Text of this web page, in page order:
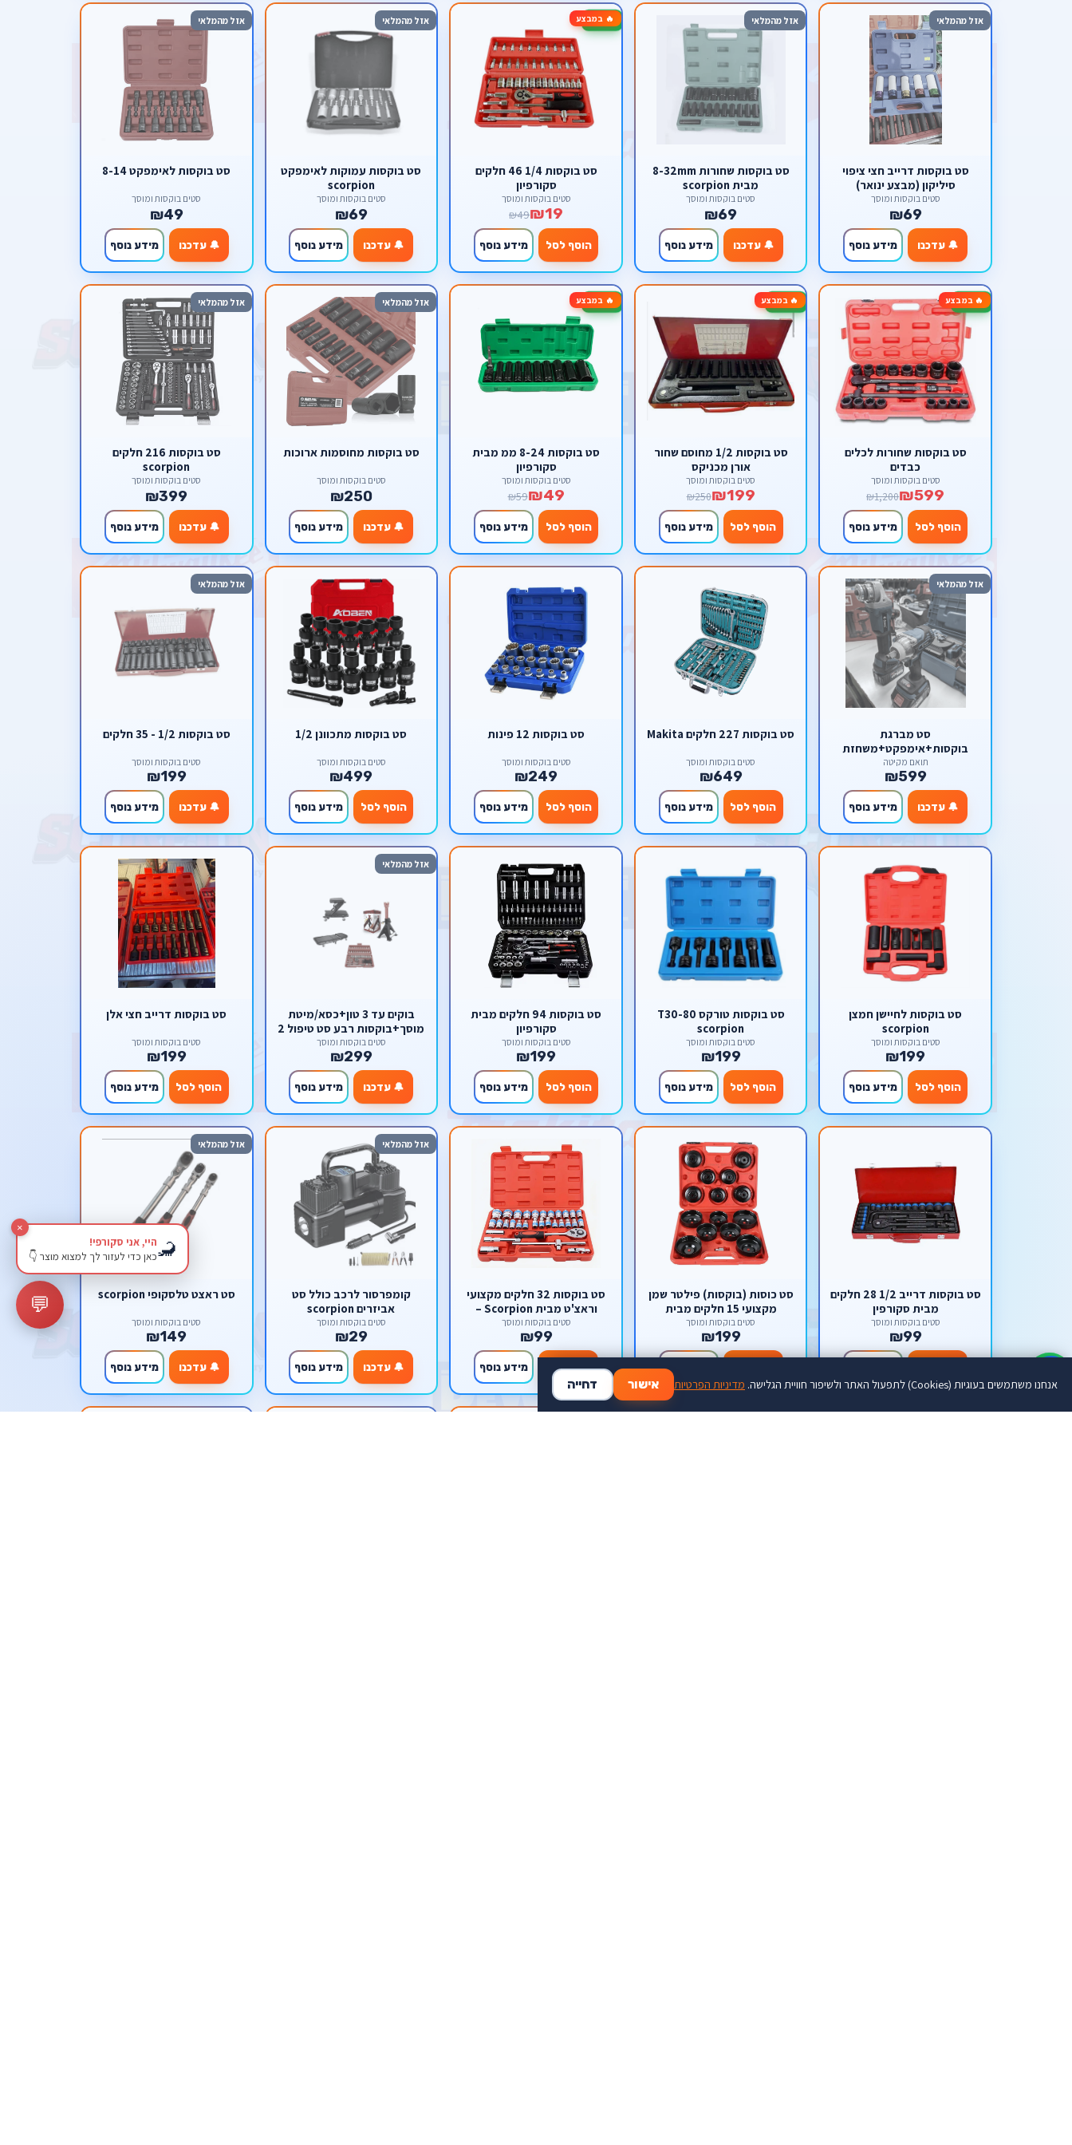
אזל מהמלאי
סט בוקסות דרייב חצי ציפוי
סיליקון (מבצע ינואר)
סטים בוקסות ומוסך
₪69
🔔 עדכנו מידע נוסף
אזל מהמלאי
סט בוקסות שחורות 8-32mm
מבית scorpion
סטים בוקסות ומוסך
₪69
🔔 עדכנו מידע נוסף
🔥 במבצע-61%
סט בוקסות 1/4 46 חלקים
סקורפיון
סטים בוקסות ומוסך
₪19
₪49
הוסף לסל מידע נוסף
אזל מהמלאי
סט בוקסות עמוקות לאימפקט
scorpion
סטים בוקסות ומוסך
₪69
🔔 עדכנו מידע נוסף
אזל מהמלאי
סט בוקסות לאימפקט 8-14
סטים בוקסות ומוסך
₪49
🔔 עדכנו מידע נוסף
🔥 במבצע-50%
סט בוקסות שחורות לכלים
כבדים
סטים בוקסות ומוסך
₪599
₪1,200
הוסף לסל מידע נוסף
🔥 במבצע-20%
סט בוקסות 1/2 מחוסם שחור
אורן מכניקס
סטים בוקסות ומוסך
₪199
₪250
הוסף לסל מידע נוסף
🔥 במבצע-17%
סט בוקסות 8-24 ממ מבית
סקורפיון
סטים בוקסות ומוסך
₪49
₪59
הוסף לסל מידע נוסף
אזל מהמלאי
סט בוקסות מחוסמות ארוכות
סטים בוקסות ומוסך
₪250
🔔 עדכנו מידע נוסף
אזל מהמלאי
סט בוקסות 216 חלקים
scorpion
סטים בוקסות ומוסך
₪399
🔔 עדכנו מידע נוסף
אזל מהמלאי
סט מברגת
בוקסות+אימפקט+משחזת
תואם מקיטה
₪599
🔔 עדכנו מידע נוסף
סט בוקסות 227 חלקים Makita
סטים בוקסות ומוסך
₪649
הוסף לסל מידע נוסף
סט בוקסות 12 פינות
סטים בוקסות ומוסך
₪249
הוסף לסל מידע נוסף
סט בוקסות מתכוונן 1/2
סטים בוקסות ומוסך
₪499
הוסף לסל מידע נוסף
אזל מהמלאי
סט בוקסות 1/2 - 35 חלקים
סטים בוקסות ומוסך
₪199
🔔 עדכנו מידע נוסף
סט בוקסות לחיישן חמצן
scorpion
סטים בוקסות ומוסך
₪199
הוסף לסל מידע נוסף
סט בוקסות טורקס T30-80
scorpion
סטים בוקסות ומוסך
₪199
הוסף לסל מידע נוסף
סט בוקסות 94 חלקים מבית
סקורפיון
סטים בוקסות ומוסך
₪199
הוסף לסל מידע נוסף
אזל מהמלאי
בוקים עד 3 טון+כסא/מיטת
מוסך+בוקסות רבע סט טיפול 2
סטים בוקסות ומוסך
₪299
🔔 עדכנו מידע נוסף
סט בוקסות דרייב חצי אלן
סטים בוקסות ומוסך
₪199
הוסף לסל מידע נוסף
סט בוקסות דרייב 1/2 28 חלקים
מבית סקורפין
סטים בוקסות ומוסך
₪99
סט כוסות (בוקסות) פילטר שמן
מקצועי 15 חלקים מבית
Scorpion – פלדת פחמן
מחוזקת, התאמה אוניברסלית
סטים בוקסות ומוסך
₪199
מידע נוסף
סט בוקסות 32 חלקים מקצועי
וראצ'ט מבית Scorpion –
סגסוגת כרום-ונדיום במזוודת
נשיאה קשיחה
סטים בוקסות ומוסך
₪99
הוסף לסל מידע נוסף
אזל מהמלאי
קומפרסור לרכב כולל סט
אביזרים scorpion
סטים בוקסות ומוסך
₪29
🔔 עדכנו מידע נוסף
אזל מהמלאי
סט ראצט טלסקופי scorpion
סטים בוקסות ומוסך
₪149
🔔 עדכנו מידע נוסף
💬
אנחנו משתמשים בעוגיות (Cookies) לתפעול האתר ולשיפור חוויית הגלישה. מדיניות הפרטיות אישור דחייה
×
🦂היי, אני סקורפי!
כאן כדי לעזור לך למצוא מוצר 👇